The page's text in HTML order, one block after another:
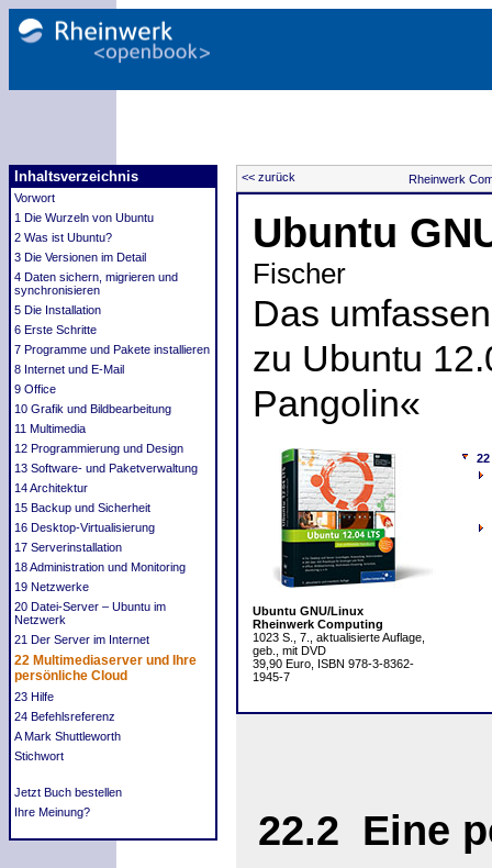
Inhaltsverzeichnis
Vorwort
1 Die Wurzeln von Ubuntu
2 Was ist Ubuntu?
3 Die Versionen im Detail
4 Daten sichern, migrieren und
synchronisieren
5 Die Installation
6 Erste Schritte
7 Programme und Pakete installieren
8 Internet und E-Mail
9 Office
10 Grafik und Bildbearbeitung
11 Multimedia
12 Programmierung und Design
13 Software- und Paketverwaltung
14 Architektur
15 Backup und Sicherheit
16 Desktop-Virtualisierung
17 Serverinstallation
18 Administration und Monitoring
19 Netzwerke
20 Datei-Server – Ubuntu im
Netzwerk
21 Der Server im Internet
22 Multimediaserver und Ihre
persönliche Cloud
23 Hilfe
24 Befehlsreferenz
A Mark Shuttleworth
Stichwort
Jetzt Buch bestellen
Ihre Meinung?
<< zurück Rheinwerk
Ubuntu
Fischer
Das
zu Ubuntu
Pangolin«
Ubuntu GNU/Linux
Rheinwerk Computing
1023 S., 7., aktualisierte Auflage,
geb., mit DVD
39,90 Euro, ISBN 978-3-8362-
1945-7
22.2 Eine